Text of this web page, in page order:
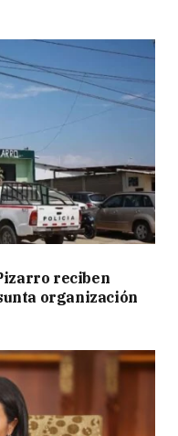
reciben
organización